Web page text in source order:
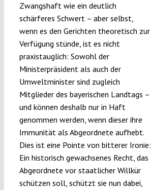
Zwangshaft wie ein deutlich
schärferes Schwert – aber selbst,
wenn es den Gerichten theoretisch zur
Verfügung stünde, ist es nicht
praxistauglich: Sowohl der
Ministerpräsident als auch der
Umweltminister sind zugleich
Mitglieder des bayerischen Landtags –
und können deshalb nur in Haft
genommen werden, wenn dieser ihre
Immunität als Abgeordnete aufhebt.
Dies ist eine Pointe von bitterer Ironie:
Ein historisch gewachsenes Recht, das
Abgeordnete vor staatlicher Willkür
schützen soll, schützt sie nun dabei,